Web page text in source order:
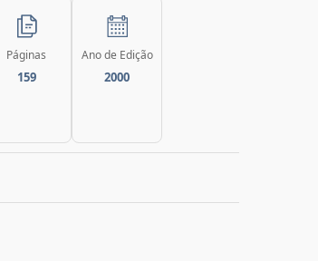
Páginas
159
Ano de Edição
2000